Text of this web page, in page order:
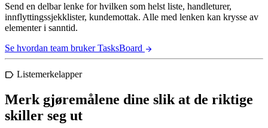
Send en delbar lenke for hvilken som helst liste, handleturer,
innflyttingssjekklister, kundemottak. Alle med lenken kan krysse av
elementer i sanntid.
Se hvordan team bruker TasksBoard arrow_forward
label Listemerkelapper
Merk gjøremålene dine slik at de riktige
skiller seg ut